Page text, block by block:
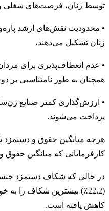
توسط زنان، فرصت‌های شغلی
• محدودیت نقش‌های ارشد
زنان تشکیل می‌دهند،
• عدم انعطاف‌پذیری برای
همچنان به طور نامتناسبی بر
• ارزش‌گذاری کمتر صنایع
پرداخت می‌شوند.
کارفرمایانی که میانگین حقوق و دستمزد پرداختی آن‌ها 150،000 دلار یا
کاهش یافته است.